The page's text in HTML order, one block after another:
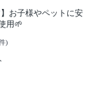
】お子様やペットに安
用🌱
)